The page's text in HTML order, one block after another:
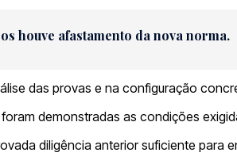
houve afastamento da nova norma.
das provas e na configuração
demonstradas as condições
diligência anterior suficiente para